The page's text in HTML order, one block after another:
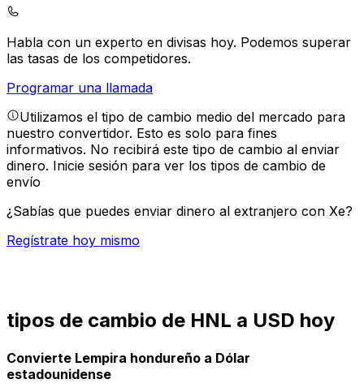
Habla con un experto en divisas hoy. Podemos superar
las tasas de los competidores.
Programar una llamada
Utilizamos el tipo de cambio medio del mercado para
nuestro convertidor. Esto es solo para fines
informativos. No recibirá este tipo de cambio al enviar
dinero. Inicie sesión para ver los tipos de cambio de
envío
¿Sabías que puedes enviar dinero al extranjero con Xe?
Regístrate hoy mismo
tipos de cambio de HNL a USD hoy
Convierte Lempira hondureño a Dólar
estadounidense